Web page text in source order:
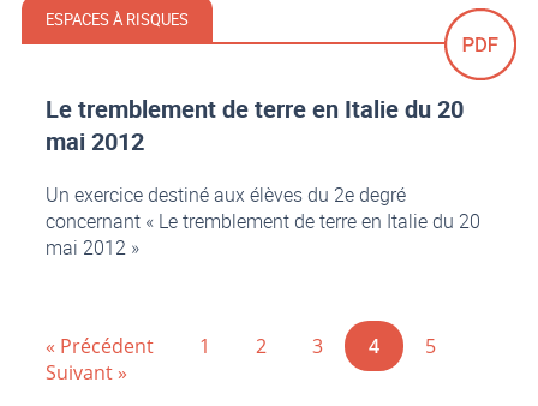
ESPACES À RISQUES
Le tremblement de terre en Italie du 20
mai 2012
Un exercice destiné aux élèves du 2e degré
concernant « Le tremblement de terre en Italie du 20
mai 2012 »
« Précédent 1 2 3 4
5
Suivant »